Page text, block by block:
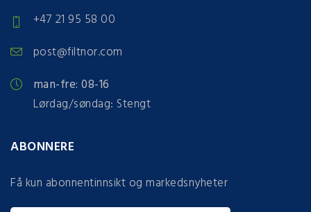
+47 21 95 58 00
post@filtnor.com
man-fre: 08-16
Lørdag/søndag: Stengt
ABONNERE
Få kun abonnentinnsikt og markedsnyheter